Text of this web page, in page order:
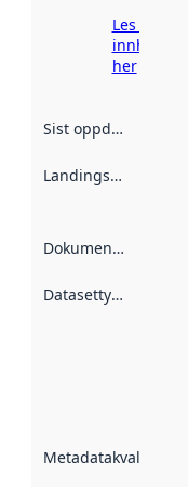
Les meir
innhenting
her
Sist oppdatert
Landingsside
Dokumentasjon
Datasettype
Metadatakvalitet